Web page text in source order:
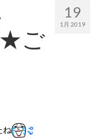
19
1月 2019
ご
ね